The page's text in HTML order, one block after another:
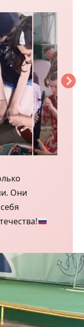
Они